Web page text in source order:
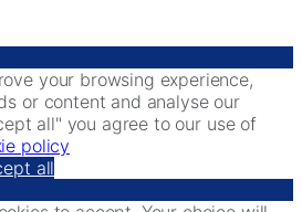
your browsing experience,
or content and analyse our
all" you agree to our use of
policy
all